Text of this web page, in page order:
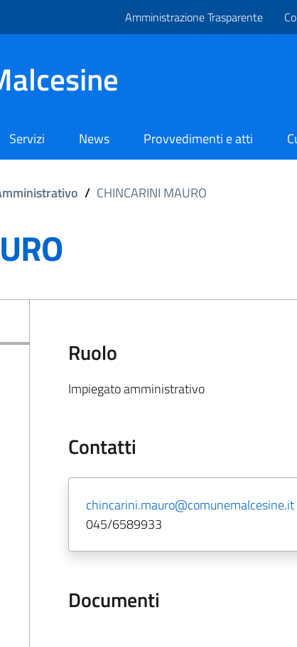
Amministrazione Trasparente
Servizi News Provvedimenti e atti
/ CHINCARINI MAURO
Ruolo
Impiegato amministrativo
Contatti
chincarini.mauro@comunemalcesine.it
045/6589933
Documenti